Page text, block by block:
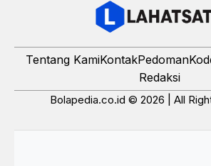
Tentang KamiKontakPedoman
Redaksi
Bolapedia.co.id © 2026 | All